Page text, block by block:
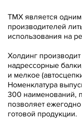
ТМХ является
производителей
использования на
Холдинг
надрессорные
и мелкое
Номенклатура
300 наименований,
позволяет
готовой продукции.